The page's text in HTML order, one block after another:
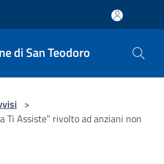
di San Teodoro
>
Ti Assiste” rivolto ad anziani non